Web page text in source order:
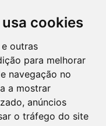
cookies
outras
para melhorar
navegação no
a mostrar
anúncios
o tráfego do site